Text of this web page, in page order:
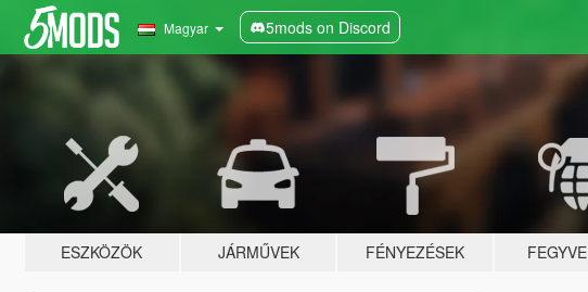
Magyar 5mods on Discord
ESZKÖZÖK JÁRMŰVEK FÉNYEZÉSEK